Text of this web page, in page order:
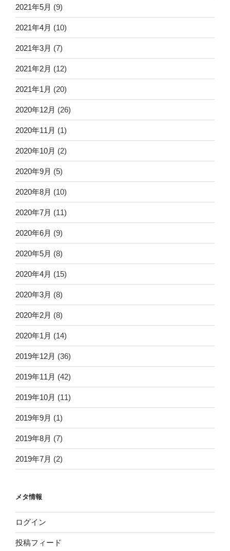
2021年5月 (9)
2021年4月 (10)
2021年3月 (7)
2021年2月 (12)
2021年1月 (20)
2020年12月 (26)
2020年11月 (1)
2020年10月 (2)
2020年9月 (5)
2020年8月 (10)
2020年7月 (11)
2020年6月 (9)
2020年5月 (8)
2020年4月 (15)
2020年3月 (8)
2020年2月 (8)
2020年1月 (14)
2019年12月 (36)
2019年11月 (42)
2019年10月 (11)
2019年9月 (1)
2019年8月 (7)
2019年7月 (2)
メタ情報
ログイン
投稿フィード